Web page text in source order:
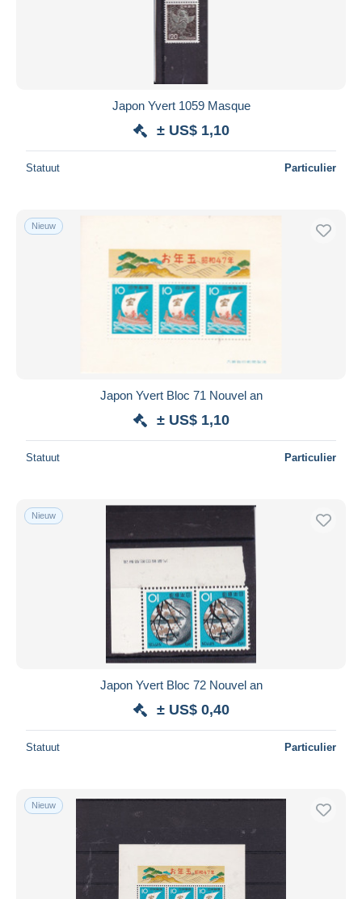
Japon Yvert 1059 Masque
± US$ 1,10
Statuut Particulier
Nieuw
Japon Yvert Bloc 71 Nouvel an
± US$ 1,10
Statuut Particulier
Nieuw
Japon Yvert Bloc 72 Nouvel an
± US$ 0,40
Statuut Particulier
Nieuw